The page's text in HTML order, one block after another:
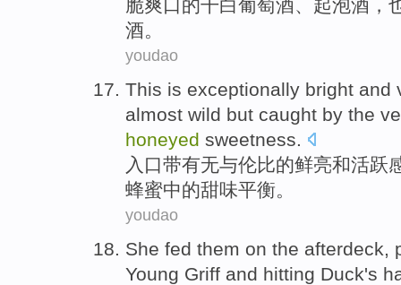
脆爽口的干白葡萄酒、起泡酒，
酒。
youdao
This is exceptionally bright and
almost wild but caught by the
honeyed sweetness.
入口带有无与伦比的鲜亮和活跃
蜂蜜中的甜味平衡。
youdao
She fed them on the afterdeck,
Young Griff and hitting Duck's